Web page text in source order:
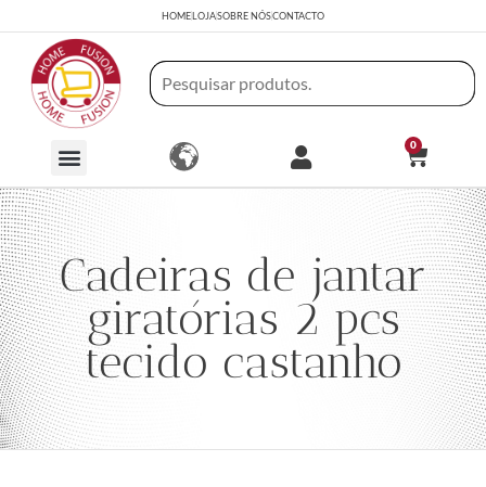
HOMELOJASOBRE NÓSCONTACTO
0
Cadeiras de jantar
giratórias 2 pcs
tecido castanho